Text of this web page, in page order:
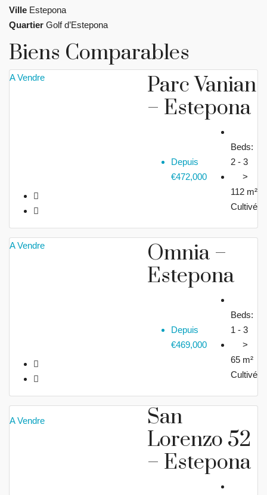
Ville Estepona
Quartier Golf d’Estepona
Biens Comparables
A Vendre
Parc Vanian
– Estepona
Depuis
€472,000
Beds:
2 - 3
>
112 m²
Cultivé
A Vendre
Omnia –
Estepona
Depuis
€469,000
Beds:
1 - 3
>
65 m²
Cultivé
A Vendre
San
Lorenzo 52
– Estepona